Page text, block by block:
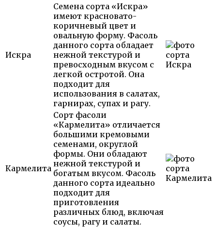
Искра
Семена сорта «Искра»
имеют красновато-
коричневый цвет и
овальную форму. Фасоль
данного сорта обладает
нежной текстурой и
превосходным вкусом с
легкой остротой. Она
подходит для
использования в салатах,
гарнирах, супах и рагу.
Кармелита
Сорт фасоли
«Кармелита» отличается
большими кремовыми
семенами, округлой
формы. Они обладают
нежной текстурой и
богатым вкусом. Фасоль
данного сорта идеально
подходит для
приготовления
различных блюд, включая
соусы, рагу и салаты.